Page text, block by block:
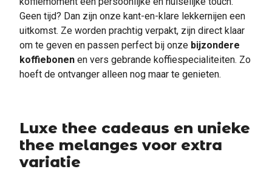
Geen tijd? Dan zijn onze kant-en-klare lekkernijen een
uitkomst. Ze worden prachtig verpakt, zijn direct klaar
om te geven en passen perfect bij onze bijzondere
koffiebonen en vers gebrande koffiespecialiteiten. Zo
hoeft de ontvanger alleen nog maar te genieten.
Luxe thee cadeaus en unieke
thee melanges voor extra
variatie